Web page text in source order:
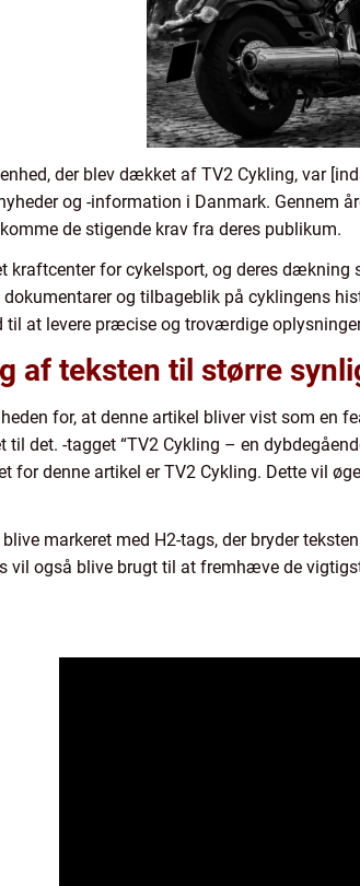
der blev dækket af TV2 Cykling, var
og -information i Danmark. Gennem
de stigende krav fra deres publikum.
kraftcenter for cykelsport, og deres
dokumentarer og tilbageblik på cyklingens
til at levere præcise og troværdige
af teksten til større
for, at denne artikel bliver vist som en
til det. -tagget “TV2 Cykling – en
for denne artikel er TV2 Cykling. Dette vil
markeret med H2-tags, der bryder
vil også blive brugt til at fremhæve de